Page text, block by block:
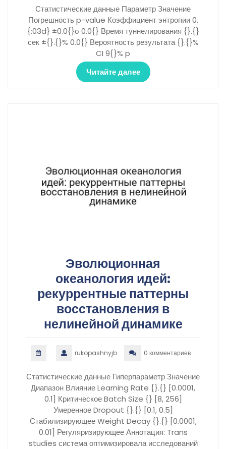
Статистические данные Параметр Значение
Погрешность p-value Коэффициент энтропии 0.
{:03d} ±0.0{}σ 0.0{} Время туннелирования {}.{}
сек ±{}.{}% 0.0{} Вероятность результата {}.{}%
CI 9{}% p
Читайте далее
Эволюционная
океанология идей:
рекуррентные паттерны
восстановления в
нелинейной динамике
rukopashnyjb 0 комментариев
Статистические данные Гиперпараметр Значение
Диапазон Влияние Learning Rate {}.{} [0.0001,
0.1] Критическое Batch Size {} [8, 256]
Умеренное Dropout {}.{} [0.1, 0.5]
Стабилизирующее Weight Decay {}.{} [0.0001,
0.01] Регуляризирующее Аннотация: Trans
studies система оптимизировала исследований